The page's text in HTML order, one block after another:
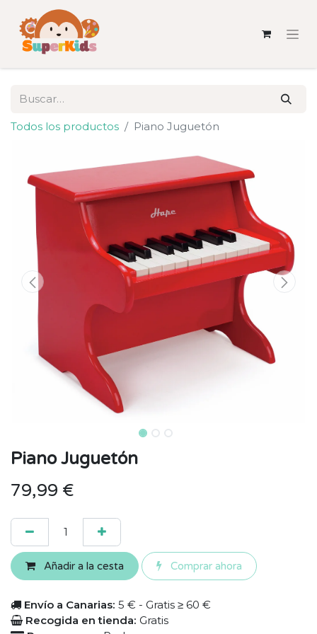
Todos los productos Piano Juguetón
Piano Juguetón
79,99 €
Añadir a la cesta Comprar ahora
Envío a Canarias: 5 € - Gratis ≥ 60 €
Recogida en tienda: Gratis